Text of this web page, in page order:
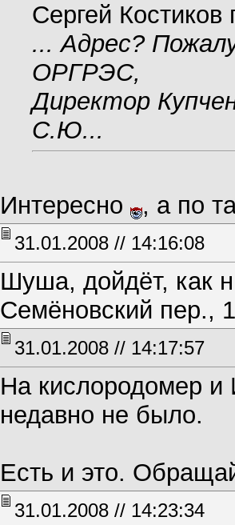
Сергей Костиков
... Адрес?
ОРГРЭС,
Директор
С.Ю...
Интересно , а по
31.01.2008 // 14:16:08
Шуша, дойдёт, как
Семёновский пер.,
31.01.2008 // 14:17:57
На кислородомер
недавно не было.
Есть и это.
31.01.2008 // 14:23:34